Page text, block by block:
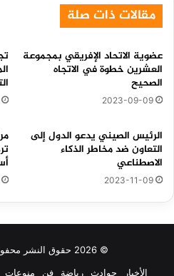
مقالات ذات صلة
عضوية الاتحاد الإفريقي بمجموعة
العشرين خطوة في الاتجاه
الصحيح
2023-09-09
الرئيس الصيني يدعو الدول إلى
التعاون ضد مخاطر الذكاء
الاصطناعي
2023-11-09
© 2026 حقوق النشر محفوظة لـ هنـا القــاهــرة
الأخبار
حوادث رياضة فن منوعات